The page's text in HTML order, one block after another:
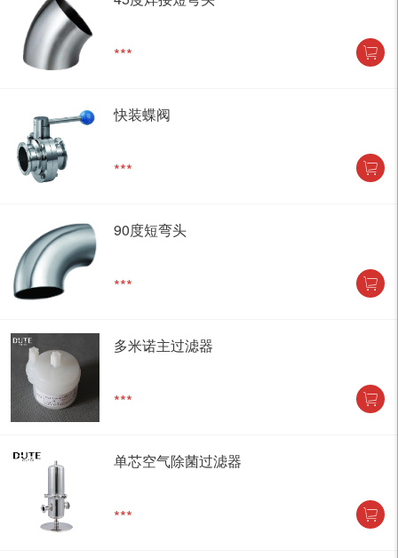
***
快装蝶阀
***
90度短弯头
***
多米诺主过滤器
***
单芯空气除菌过滤器
***